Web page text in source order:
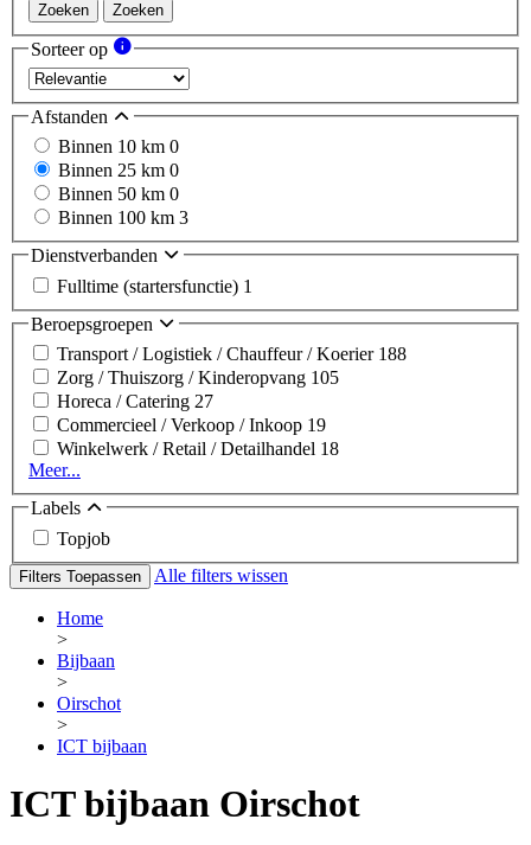
Zoeken Zoeken
Sorteer op
Afstanden
Binnen 10 km 0
Binnen 25 km 0
Binnen 50 km 0
Binnen 100 km 3
Dienstverbanden
Fulltime (startersfunctie) 1
Beroepsgroepen
Transport / Logistiek / Chauffeur / Koerier 188
Zorg / Thuiszorg / Kinderopvang 105
Horeca / Catering 27
Commercieel / Verkoop / Inkoop 19
Winkelwerk / Retail / Detailhandel 18
Meer...
Labels
Topjob
Filters Toepassen Alle filters wissen
Home
>
Bijbaan
>
Oirschot
>
ICT bijbaan
ICT bijbaan Oirschot